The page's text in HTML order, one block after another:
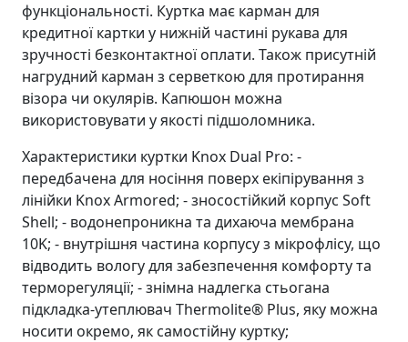
функціональності. Куртка має карман для
кредитної картки у нижній частині рукава для
зручності безконтактної оплати. Також присутній
нагрудний карман з серветкою для протирання
візора чи окулярів. Капюшон можна
використовувати у якості підшоломника.
Характеристики куртки Knox Dual Pro: -
передбачена для носіння поверх екіпірування з
лінійки Knox Armored; - зносостійкий корпус Soft
Shell; - водонепроникна та дихаюча мембрана
10K; - внутрішня частина корпусу з мікрофлісу, що
відводить вологу для забезпечення комфорту та
терморегуляції; - знімна надлегка стьогана
підкладка-утеплювач Thermolite® Plus, яку можна
носити окремо, як самостійну куртку;